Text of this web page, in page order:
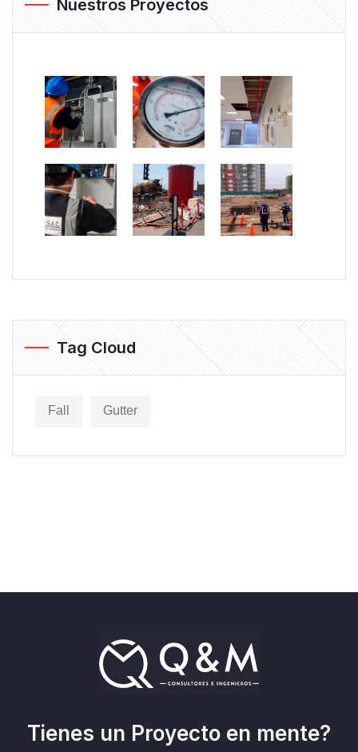
Nuestros Proyectos
Tag Cloud
Fall Gutter
Tienes un Proyecto en mente?